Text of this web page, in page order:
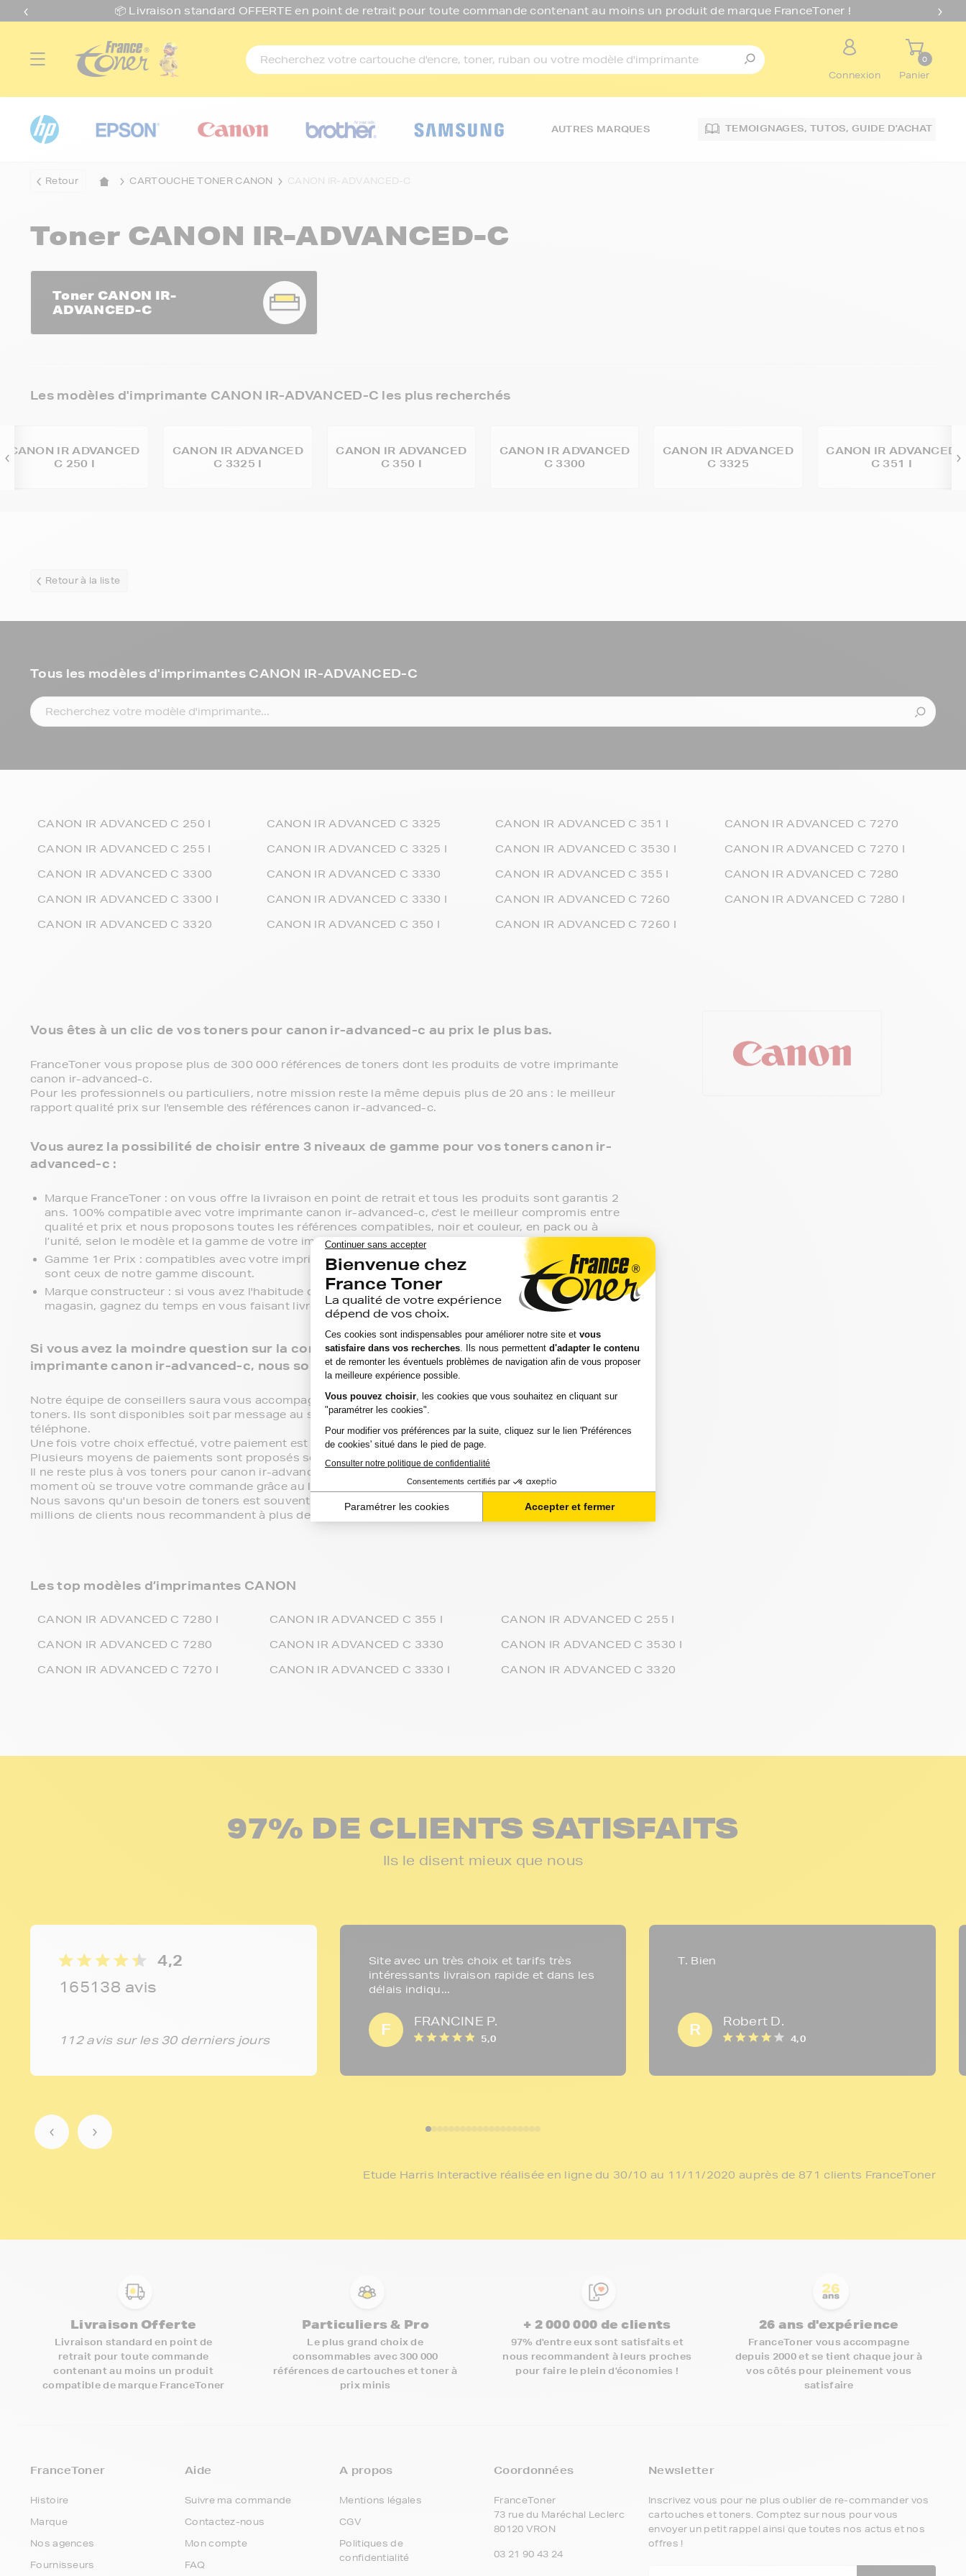
📦 Livraison standard OFFERTE en point de retrait pour toute commande contenant au moins un produit de marque FranceToner !
Connexion
0
Panier
AUTRES MARQUES TEMOIGNAGES, TUTOS,GUIDE D'ACHAT
Retour CARTOUCHE TONER CANON CANON IR-ADVANCED-C
Toner CANON IR-ADVANCED-C
Toner CANON IR-
ADVANCED-C
Les modèles d'imprimante CANON IR-ADVANCED-C les plus recherchés
CANON IR ADVANCED
C 250 I
CANON IR ADVANCED
C 3325 I
CANON IR ADVANCED
C 350 I
CANON IR ADVANCED
C 3300
CANON IR ADVANCED
C 3325
CANON IR ADVANCED
C 351 I
Retour à la liste
Tous les modèles d'imprimantes CANON IR-ADVANCED-C
CANON IR ADVANCED C 250 I
CANON IR ADVANCED C 255 I
CANON IR ADVANCED C 3300
CANON IR ADVANCED C 3300 I
CANON IR ADVANCED C 3320
CANON IR ADVANCED C 3325
CANON IR ADVANCED C 3325 I
CANON IR ADVANCED C 3330
CANON IR ADVANCED C 3330 I
CANON IR ADVANCED C 350 I
CANON IR ADVANCED C 351 I
CANON IR ADVANCED C 3530 I
CANON IR ADVANCED C 355 I
CANON IR ADVANCED C 7260
CANON IR ADVANCED C 7260 I
CANON IR ADVANCED C 7270
CANON IR ADVANCED C 7270 I
CANON IR ADVANCED C 7280
CANON IR ADVANCED C 7280 I
Vous êtes à un clic de vos toners pour canon ir-advanced-c au prix le plus bas.
FranceToner vous propose plus de 300 000 références de toners dont les produits de votre imprimante
canon ir-advanced-c.
Pour les professionnels ou particuliers, notre mission reste la même depuis plus de 20 ans : le meilleur
rapport qualité prix sur l'ensemble des références canon ir-advanced-c.
Vous aurez la possibilité de choisir entre 3 niveaux de gamme pour vos toners canon ir-
advanced-c :
Marque FranceToner : on vous offre la livraison en point de retrait et tous les produits sont garantis 2
ans. 100% compatible avec votre imprimante canon ir-advanced-c, c'est le meilleur compromis entre
qualité et prix et nous proposons toutes les références compatibles, noir et couleur, en pack ou à
l’unité, selon le modèle et la gamme de votre imprimante.
Gamme 1er Prix : compatibles avec votre imprimante canon ir-advanced-c, ces produits sans marque
sont ceux de notre gamme discount.
Marque constructeur : si vous avez l'habitude d'aller chercher vos toners canon ir-advanced-c en
magasin, gagnez du temps en vous faisant livrer directement chez vous.
Si vous avez la moindre question sur la compatibilité de votre produit avec votre
imprimante canon ir-advanced-c, nous sommes à votre écoute.
Notre équipe de conseillers saura vous accompagner sur le meilleur choix ou sur l'installation de vos
toners. Ils sont disponibles soit par message au sein de votre espace client ou directement par
téléphone.
Une fois votre choix effectué, votre paiement est effectué de manière complètement sécurisée.
Plusieurs moyens de paiements sont proposés selon vos besoins.
Il ne reste plus à vos toners pour canon ir-advanced-c de quitter notre entrepôt. Vous saurez à tout
moment où se trouve votre commande grâce au lien de suivi que nous vous mettons à disposition.
Nous savons qu'un besoin de toners est souvent assez urgent. C'est la raison pour laquelle nos 2
millions de clients nous recommandent à plus de 97%.
Les top modèles d’imprimantes CANON
CANON IR ADVANCED C 7280 I
CANON IR ADVANCED C 7280
CANON IR ADVANCED C 7270 I
CANON IR ADVANCED C 355 I
CANON IR ADVANCED C 3330
CANON IR ADVANCED C 3330 I
CANON IR ADVANCED C 255 I
CANON IR ADVANCED C 3530 I
CANON IR ADVANCED C 3320
97% DE CLIENTS SATISFAITS
Ils le disent mieux que nous
4,2
165138 avis
112 avis sur les 30 derniers jours
Site avec un très choix et tarifs très
intéressants livraison rapide et dans les
délais indiqu...
F FRANCINE P.
5,0
T. Bien
R Robert D.
4,0
Etude Harris Interactive réalisée en ligne du 30/10 au 11/11/2020 auprès de 871 clients FranceToner
Livraison Offerte
Livraison standard en point de
retrait pour toute commande
contenant au moins un produit
compatible de marque FranceToner
Particuliers & Pro
Le plus grand choix de
consommables avec 300 000
références de cartouches et toner à
prix minis
+ 2 000 000 de clients
97% d'entre eux sont satisfaits et
nous recommandent à leurs proches
pour faire le plein d'économies !
26 ans d'expérience
FranceToner vous accompagne
depuis 2000 et se tient chaque jour à
vos côtés pour pleinement vous
satisfaire
FranceToner
Histoire
Marque
Nos agences
Fournisseurs
Aide
Suivre ma commande
Contactez-nous
Mon compte
FAQ
A propos
Mentions légales
CGV
Politiques de
confidentialité
Coordonnées
FranceToner
73 rue du Maréchal Leclerc
80120 VRON
03 21 90 43 24
Newsletter
Inscrivez vous pour ne plus oublier de re-commander vos
cartouches et toners. Comptez sur nous pour vous
envoyer un petit rappel ainsi que toutes nos actus et nos
offres !
5€
Inscrivez-vous à notre newsletter, suivez
sur votre 1ère